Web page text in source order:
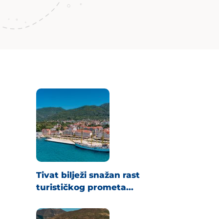
Tivat bilježi snažan rast
turističkog prometa...